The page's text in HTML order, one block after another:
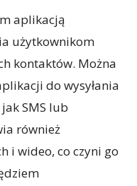
aplikacją
użytkownikom
kontaktów. Można
do wysyłania
SMS lub
również
i wideo, co czyni go